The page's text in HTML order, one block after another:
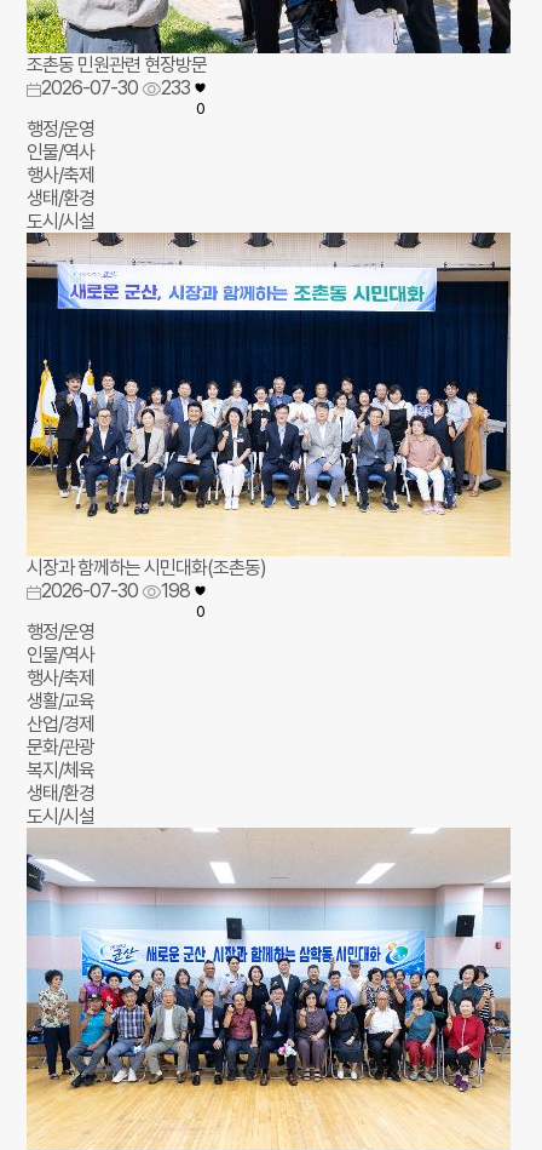
조촌동 민원관련 현장방문
2026-07-30
233
0
행정/운영
인물/역사
행사/축제
생태/환경
도시/시설
시장과 함께하는 시민대화(조촌동)
2026-07-30
198
0
행정/운영
인물/역사
행사/축제
생활/교육
산업/경제
문화/관광
복지/체육
생태/환경
도시/시설